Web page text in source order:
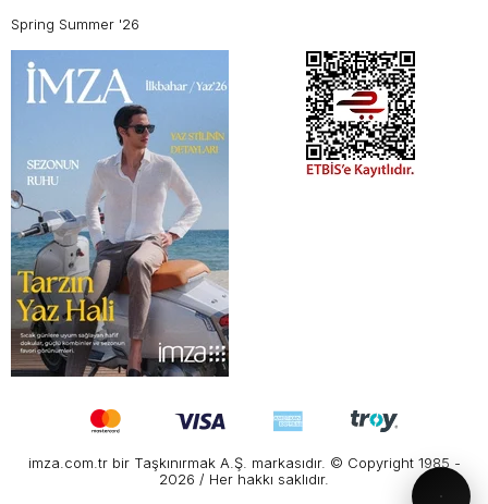
Spring Summer '26
imza.com.tr bir Taşkınırmak A.Ş. markasıdır. © Copyright 1985 -
2026 / Her hakkı saklıdır.